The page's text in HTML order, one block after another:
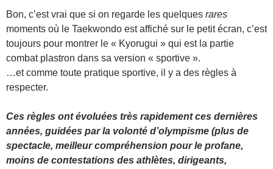
Bon, c’est vrai que si on regarde les quelques rares
moments où le Taekwondo est affiché sur le petit écran, c’est
toujours pour montrer le « Kyorugui » qui est la partie
combat plastron dans sa version « sportive ».
…et comme toute pratique sportive, il y a des règles à
respecter.
Ces règles ont évoluées très rapidement ces dernières
années, guidées par la volonté d’olympisme (plus de
spectacle, meilleur compréhension pour le profane,
moins de contestations des athlètes, dirigeants,